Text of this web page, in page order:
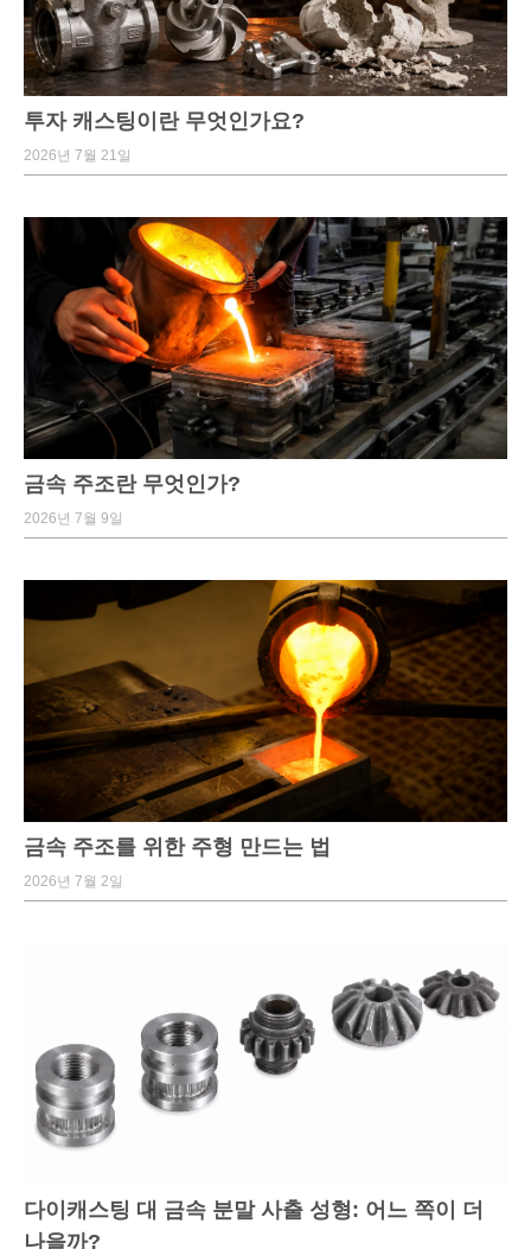
투자 캐스팅이란 무엇인가요?
2026년 7월 21일
금속 주조란 무엇인가?
2026년 7월 9일
금속 주조를 위한 주형 만드는 법
2026년 7월 2일
다이캐스팅 대 금속 분말 사출 성형: 어느 쪽이 더
나을까?